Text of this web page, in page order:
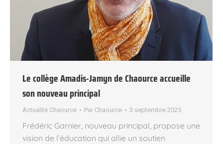
Le collège Amadis-Jamyn de Chaource accueille
son nouveau principal
Actualité Chaource Par Chaource 3 septembre 2025
Frédéric Garnier, nouveau principal, propose une
vision de l’éducation qui allie un soutien